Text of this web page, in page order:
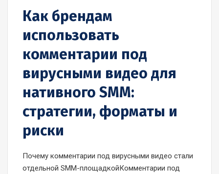
Как брендам
использовать
комментарии под
вирусными видео для
нативного SMM:
стратегии, форматы и
риски
Почему комментарии под вирусными видео стали
отдельной SMM-площадкойКомментарии под